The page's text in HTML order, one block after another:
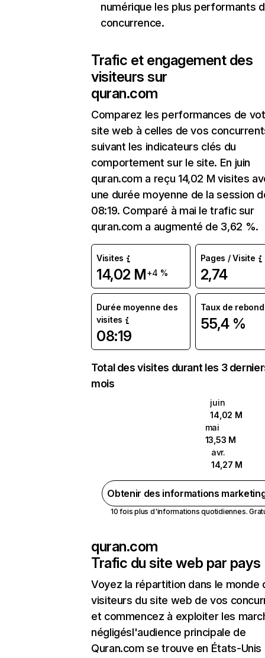
numérique les plus performants
concurrence.
Trafic et engagement des
visiteurs sur
quran.com
Comparez les performances de
site web à celles de vos
suivant les indicateurs clés du
comportement sur le site. En juin
quran.com a reçu 14,02 M visites
une durée moyenne de la session
08:19. Comparé à mai le trafic sur
quran.com a augmenté de 3,62 %.
Visites
14,02 M+4 %
Pages / Visite
2,74
Durée moyenne des
visites
08:19
Taux de rebond
55,4 %
Total des visites durant les 3
mois
juin
14,02 M
mai
13,53 M
avr.
14,27 M
Obtenir des informations
10 fois plus d'informations quotidiennes.
quran.com
Trafic du site web par pays
Voyez la répartition dans le monde
visiteurs du site web de vos
et commencez à exploiter les
négligésl'audience principale de
Quran.com se trouve en États-Unis